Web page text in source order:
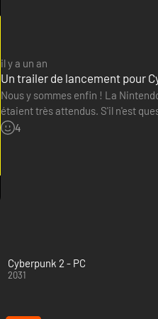
il y a un an
Un trailer de lancement pour
Nous y sommes enfin ! La
étaient très attendus. S'il n'est
durant la campagne
4
Cyberpunk 2 - PC
2031